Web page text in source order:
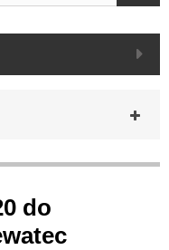
do